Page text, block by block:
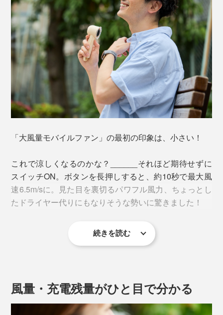
「大風量モバイルファン」の最初の印象は、小さい！
これで涼しくなるのかな？______それほど期待せずに
スイッチON。ボタンを長押しすると、約10秒で最大風
速6.5m/sに。見た目を裏切るパワフル風力、ちょっとし
たドライヤー代りにもなりそうな勢いに驚きました！
このハイパワーの理由が、ドローンやドライヤーなどに
は最大14500回／分。携帯扇風機としては、かなりのハ
イレベルです。
続きを読む
風量・充電残量がひと目で分かる